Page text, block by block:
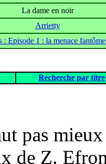
La dame en noir
Arrietty
: Episode 1 : la menace fantôme
Recherche par titre
pas
de Z.